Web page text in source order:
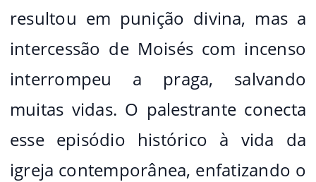
resultou em punição divina, mas a
intercessão de Moisés com incenso
interrompeu a praga, salvando
muitas vidas. O palestrante conecta
esse episódio histórico à vida da
igreja contemporânea, enfatizando o